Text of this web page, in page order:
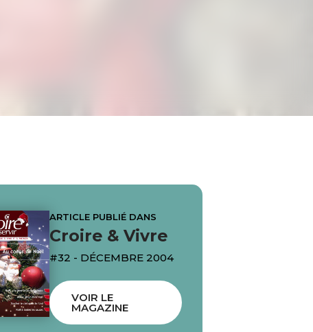
ARTICLE PUBLIÉ DANS
Croire & Vivre
#32 - DÉCEMBRE 2004
VOIR LE
MAGAZINE